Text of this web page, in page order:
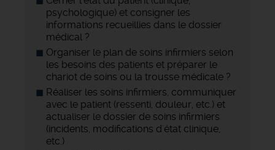
psychologique) et consigner les
informations recueillies dans le dossier
médical ?
Organiser le plan de soins infirmiers selon
les besoins des patients et préparer le
chariot de soins ou la trousse médicale ?
Réaliser les soins infirmiers, communiquer
avec le patient (ressenti, douleur, etc.) et
actualiser le dossier de soins infirmiers
(incidents, modifications d'état clinique,
etc.)